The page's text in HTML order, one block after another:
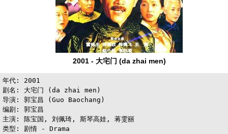
2001 - 大宅门 (da zhai men)
年代: 2001
剧名: 大宅门 (da zhai men)
导演: 郭宝昌 (Guo Baochang)
编剧: 郭宝昌
主演: 陈宝国, 刘佩琦, 斯琴高娃, 蒋雯丽
类型: 剧情 - Drama